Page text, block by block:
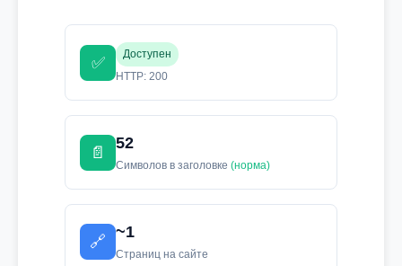
✅
Доступен
HTTP: 200
📄
52
Символов в заголовке (норма)
🔗
~1
Страниц на сайте